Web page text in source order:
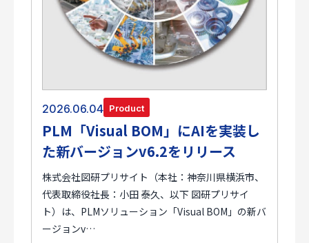
2026.06.04 Product
PLM「Visual BOM」にAIを実装し
た新バージョンv6.2をリリース
株式会社図研プリサイト（本社：神奈川県横浜市、
代表取締役社長：小田 泰久、以下 図研プリサイ
ト）は、PLMソリューション「Visual BOM」の新バ
ージョンv…